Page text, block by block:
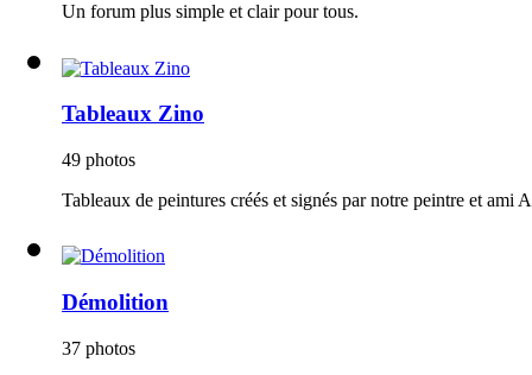
Un forum plus simple et clair pour tous.
Tableaux Zino
49 photos
Tableaux de peintures créés et signés par notre peintre et ami
Démolition
37 photos